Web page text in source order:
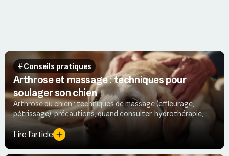
Conseils pratiques
Arthrose et massage : techniques pour
soulager son chien
Arthrose du chien : techniques de massage (effleurage,
pétrissage), précautions, quand consulter, hydrothérapie,
TENS et Oméga-3 pour apaiser douleur et soutenir la
mobilité.
Lire l'article